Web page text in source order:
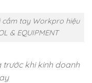
cầm tay Workpro hiệu
& EQUIPMENT
trước khi kinh doanh